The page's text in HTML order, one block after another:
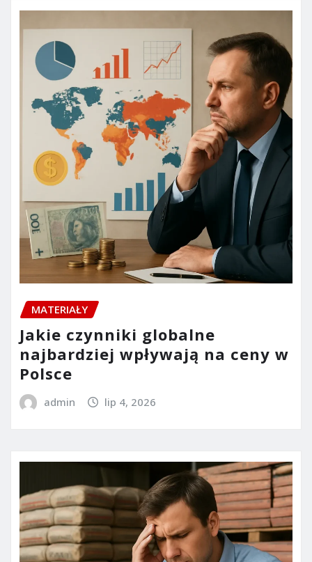
MATERIAŁY
Jakie czynniki globalne
najbardziej wpływają na ceny w
Polsce
admin lip 4, 2026